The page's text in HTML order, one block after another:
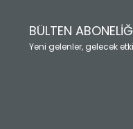
BÜLTEN
Yeni gelenler, gelecek